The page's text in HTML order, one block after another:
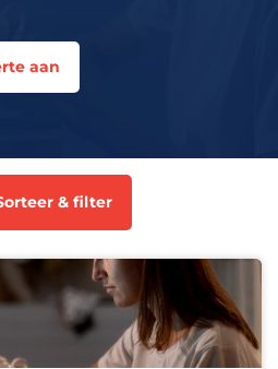
aan
& filter